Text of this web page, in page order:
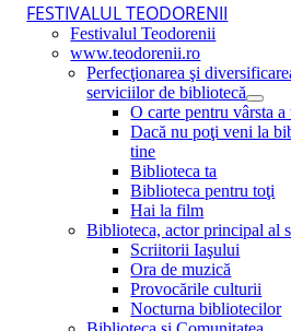
FESTIVALUL TEODORENII
Festivalul Teodorenii
www.teodorenii.ro
Perfecţionarea şi
serviciilor de bibliotecă
O carte pentru vârsta a
Dacă nu poţi veni la
tine
Biblioteca ta
Biblioteca pentru toţi
Hai la film
Biblioteca, actor principal al
Scriitorii Iaşului
Ora de muzică
Provocările culturii
Nocturna bibliotecilor